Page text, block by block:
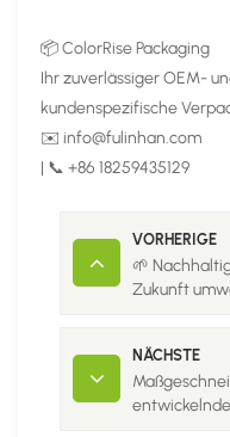
📦 ColorRise Packaging
Ihr zuverlässiger OEM-
kundenspezifische
✉️ info@fulinhan.com
| 📞 +86 18259435129
VORHERIGE
🌱
Zukunft
NÄCHSTE